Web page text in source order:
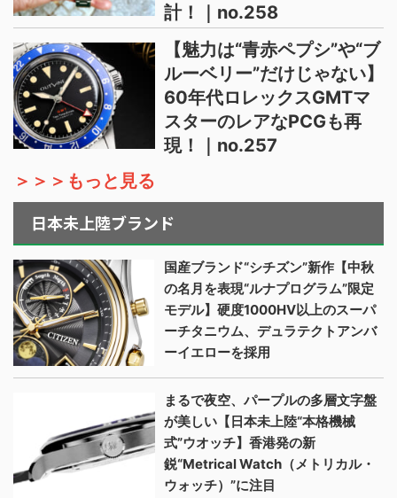
計！｜no.258
【魅力は“青赤ペプシ”や“ブ
ルーベリー”だけじゃない】
60年代ロレックスGMTマ
スターのレアなPCGも再
現！｜no.257
＞＞＞もっと見る
日本未上陸ブランド
国産ブランド“シチズン”新作【中秋
の名月を表現“ルナプログラム”限定
モデル】硬度1000HV以上のスーパ
ーチタニウム、デュラテクトアンバ
ーイエローを採用
まるで夜空、パープルの多層文字盤
が美しい【日本未上陸“本格機械
式”ウオッチ】香港発の新
鋭“Metrical Watch（メトリカル・
ウォッチ）”に注目